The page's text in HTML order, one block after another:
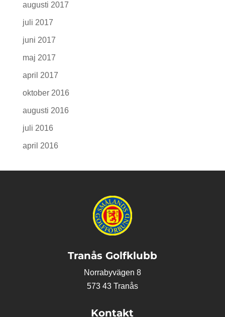
augusti 2017
juli 2017
juni 2017
maj 2017
april 2017
oktober 2016
augusti 2016
juli 2016
april 2016
Tranås Golfklubb
Norrabyvägen 8
573 43 Tranås
Kontakt